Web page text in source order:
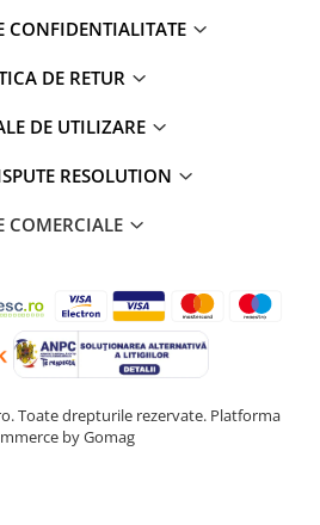
CONFIDENTIALITATE
DE RETUR
DE UTILIZARE
RESOLUTION
COMERCIALE
Toate drepturile rezervate. Platforma
by Gomag